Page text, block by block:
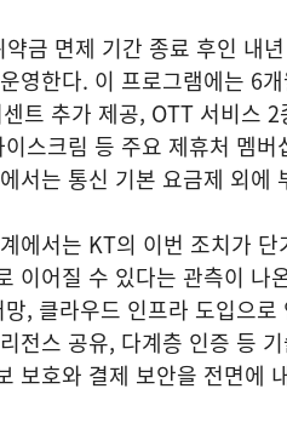
금 면제 기간 종료 후인 내
영한다. 이 프로그램에는 6
트 추가 제공, OTT 서비스
스크림 등 주요 제휴처 멤
서는 통신 기본 요금제 외에
에서는 KT의 이번 조치가
이어질 수 있다는 관측이 나
, 클라우드 인프라 도입으
전스 공유, 다계층 인증 등
보호와 결제 보안을 전면에